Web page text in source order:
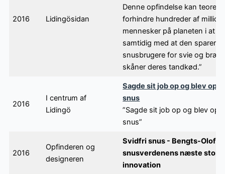
2016 Lidingösidan
Denne opfindelse kan
forhindre hundreder af
mennesker på planeten i at
samtidig med at den sparer
snusbrugere for svie og
skåner deres tandkød.”
2016
I centrum af
Lidingö
Sagde sit job op og blev
snus
”Sagde sit job op og blev
snus”
2016
Opfinderen og
designeren
Svidfri snus - Bengts-Olofs
snusverdenens næste store
innovation